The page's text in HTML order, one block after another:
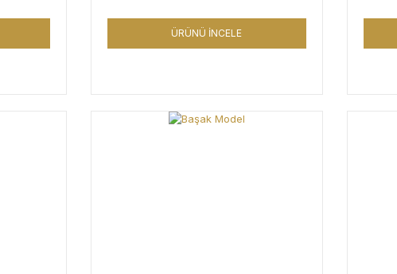
ÜRÜNÜ İNCELE